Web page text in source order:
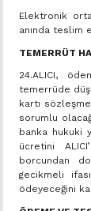
Elektronik
anında teslim
TEMERRÜT
24.ALICI,
temerrüde
kartı
sorumlu
banka hukuki
ücretini
borcundan
gecikmeli
ödeyeceğini